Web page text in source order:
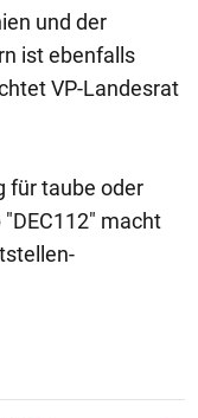
und der
ist ebenfalls
VP-Landesrat
für taube oder
macht